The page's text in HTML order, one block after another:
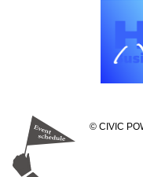
©︎ CIVIC